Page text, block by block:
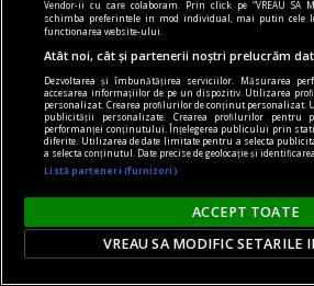
Cine e tânăra superbă care a
Laurențiu Reghecampf junior.
Vendor-ii cu care colaboram. Prin click pe “VREAU SA
schimba preferintele in mod individual, mai putin cele
functionarea website-ului.
Atât noi, cât și partenerii noștri prelucrăm
Dezvoltarea și îmbunătățirea serviciilor. Măsurarea
accesarea informațiilor de pe un dispozitiv. Utilizarea
personalizat. Crearea profilurilor de conținut
publicității personalizate. Crearea profilurilor pentru
performanței conținutului. Înțelegerea publicului prin
diferite. Utilizarea de date limitate pentru a selecta
a selecta conținutul. Date precise de geolocație și
Listă parteneri (furnizori)
ACCEPT TOATE
VREAU SA MODIFIC SETARILE